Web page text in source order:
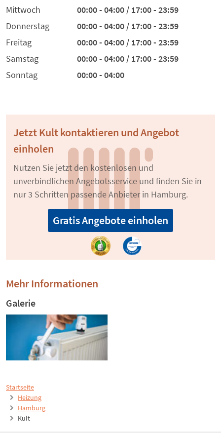
Startseite
Heizung
Hamburg
Kult
Mittwoch
00:00 - 04:00 / 17:00 - 23:59
Donnerstag
00:00 - 04:00 / 17:00 - 23:59
Freitag
00:00 - 04:00 / 17:00 - 23:59
Samstag
00:00 - 04:00 / 17:00 - 23:59
Sonntag
00:00 - 04:00
Jetzt Kult kontaktieren und Angebot
einholen
Nutzen Sie jetzt den kostenlosen und
unverbindlichen Angebotsservice und finden Sie in
nur 3 Schritten passende Anbieter in Hamburg.
Gratis Angebote einholen
Mehr Informationen
Galerie